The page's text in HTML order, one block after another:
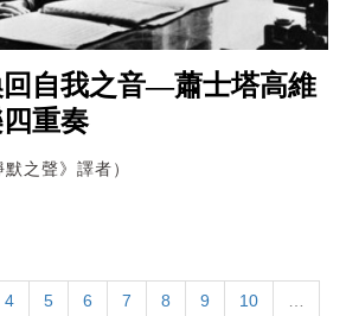
自我之音—蕭士塔高維
重奏
之聲》譯者）
4 5 6 7 8 9 10